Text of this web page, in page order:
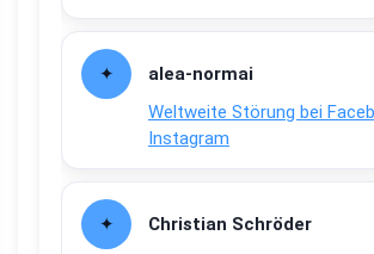
alea-normai
Weltweite Störung bei
Instagram
Christian Schröder